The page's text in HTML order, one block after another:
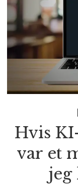
Hvis
var et
jeg